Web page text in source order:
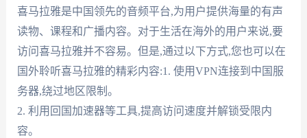
喜马拉雅是中国领先的音频平台,为用户提供海量的有声
读物、课程和广播内容。对于生活在海外的用户来说,要
访问喜马拉雅并不容易。但是,通过以下方式,您也可以在
国外聆听喜马拉雅的精彩内容:1. 使用VPN连接到中国服
务器,绕过地区限制。
2. 利用回国加速器等工具,提高访问速度并解锁受限内
容。